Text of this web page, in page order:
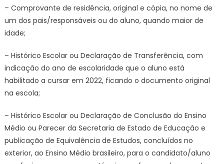
– Comprovante de residência, original e cópia, no nome de
um dos pais/responsáveis ou do aluno, quando maior de
idade;
– Histórico Escolar ou Declaração de Transferência, com
indicação do ano de escolaridade que o aluno está
habilitado a cursar em 2022, ficando o documento original
na escola;
– Histórico Escolar ou Declaração de Conclusão do Ensino
Médio ou Parecer da Secretaria de Estado de Educação e
publicação de Equivalência de Estudos, concluídos no
exterior, ao Ensino Médio brasileiro, para o candidato/aluno